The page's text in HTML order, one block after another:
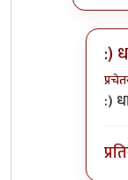
:)
In
:)